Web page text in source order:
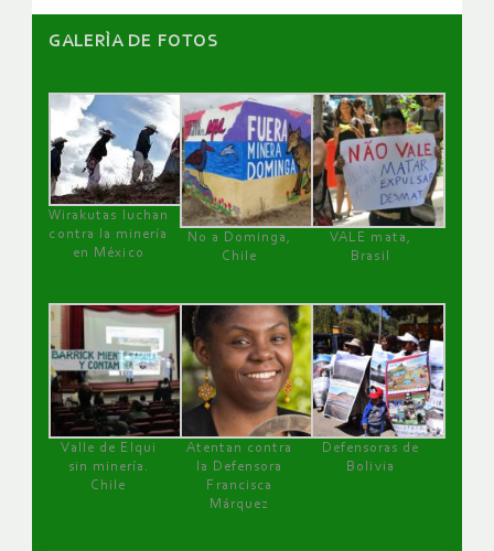
GALERÌA DE FOTOS
Wirakutas luchan
contra la minería
en México
No a Dominga,
Chile
VALE mata,
Brasil
Valle de Elqui
sin minería.
Chile
Atentan contra
la Defensora
Francisca
Márquez
Defensoras de
Bolivia